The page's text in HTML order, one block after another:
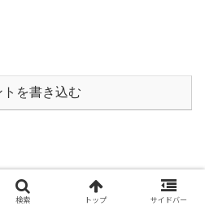
トを書き込む
検索 トップ サイドバー